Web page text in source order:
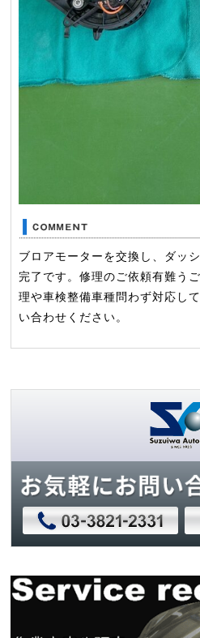
ブロアモーターを交換し、ダッ
完了です。修理のご依頼有難う
理や車検整備車種問わず対応し
い合わせください。